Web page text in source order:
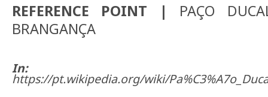
REFERENCE POINT |
PAÇO
BRANGANÇA
In:
https://pt.wikipedia.org/wiki/